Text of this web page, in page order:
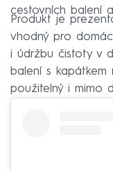
cestovních balení
Produkt je
vhodný pro
i údržbu čistoty v
balení s
použitelný i mimo